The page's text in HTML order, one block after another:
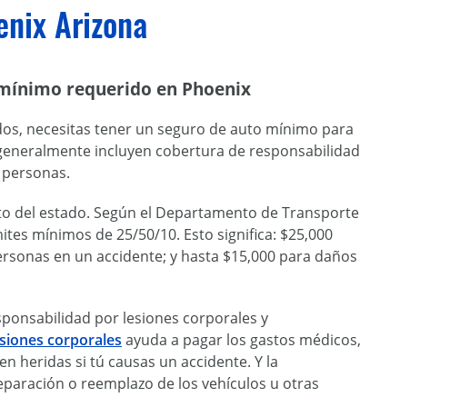
Arizona
requerido en Phoenix
necesitas tener un seguro de auto mínimo para
incluyen cobertura de responsabilidad
del estado. Según el Departamento de Transporte
mínimos de 25/50/10. Esto significa: $25,000
en un accidente; y hasta $15,000 para daños
por lesiones corporales y
corporales ayuda a pagar los gastos médicos,
heridas si tú causas un accidente. Y la
o reemplazo de los vehículos u otras